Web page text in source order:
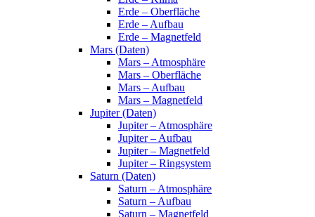
Erde – Oberfläche
Erde – Aufbau
Erde – Magnetfeld
Mars (Daten)
Mars – Atmosphäre
Mars – Oberfläche
Mars – Aufbau
Mars – Magnetfeld
Jupiter (Daten)
Jupiter – Atmosphäre
Jupiter – Aufbau
Jupiter – Magnetfeld
Jupiter – Ringsystem
Saturn (Daten)
Saturn – Atmosphäre
Saturn – Aufbau
Saturn – Magnetfeld